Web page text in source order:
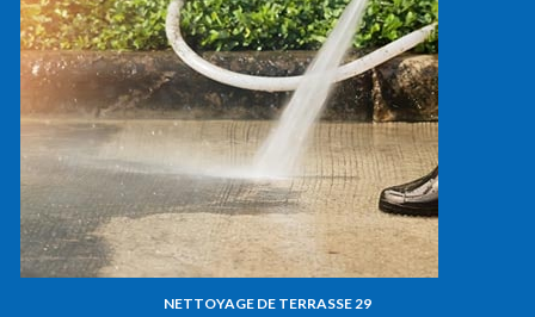
NETTOYAGE DE TERRASSE 29